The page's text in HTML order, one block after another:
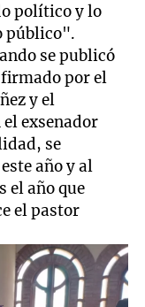
político y lo
público".
se publicó
por el
y el
exsenador
se
año y al
el año que
el pastor